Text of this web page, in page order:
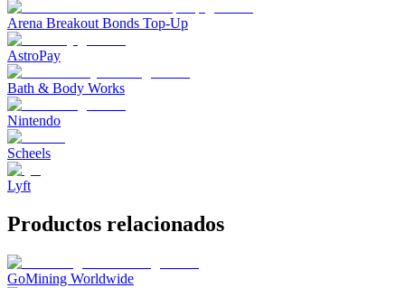
Arena Breakout Bonds Top-Up
AstroPay
Bath & Body Works
Nintendo
Scheels
Lyft
Productos relacionados
GoMining Worldwide